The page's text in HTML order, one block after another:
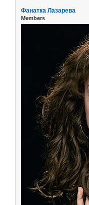
Фанатка Лазарева
Members